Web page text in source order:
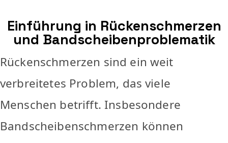
Einführung in Rückenschmerzen
und Bandscheibenproblematik
Rückenschmerzen sind ein weit
verbreitetes Problem, das viele
Menschen betrifft. Insbesondere
Bandscheibenschmerzen können